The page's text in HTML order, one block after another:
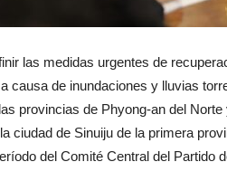
las medidas urgentes de
causa de inundaciones y lluvias
provincias de Phyong-an del
ciudad de Sinuiju de la primera
del Comité Central del Partido